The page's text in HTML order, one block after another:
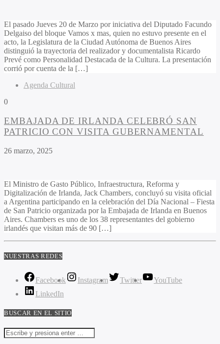
El pasado Jueves 20 de Marzo por iniciativa del Diputado Facundo
Delgaiso del bloque Vamos x mas, quien no estuvo presente en el
acto, la Legislatura de la Ciudad Autónoma de Buenos Aires
distinguió la trayectoria del realizador y documentalista Ricardo
Prevé como Personalidad Destacada de la Cultura. La presentación
corrió por cuenta de la […]
Agenda Cultural
0
EMBAJADA DE IRLANDA CELEBRÓ SAN
PATRICIO CON VISITA GUBERNAMENTAL
26 marzo, 2025
El Ministro de Gasto Público, Infraestructura, Reforma y
Digitalización de Irlanda, Jack Chambers, concluyó su visita oficial
a Argentina participando en la celebración del Día Nacional – Fiesta
de San Patricio organizada por la Embajada de Irlanda en Buenos
Aires. Chambers es uno de los 38 representantes del gobierno
irlandés que visitan más de 90 […]
NUESTRAS REDES
Facebook Instagram Twitter
YouTube
LinkedIn
BUSCAR EN EL SITIO